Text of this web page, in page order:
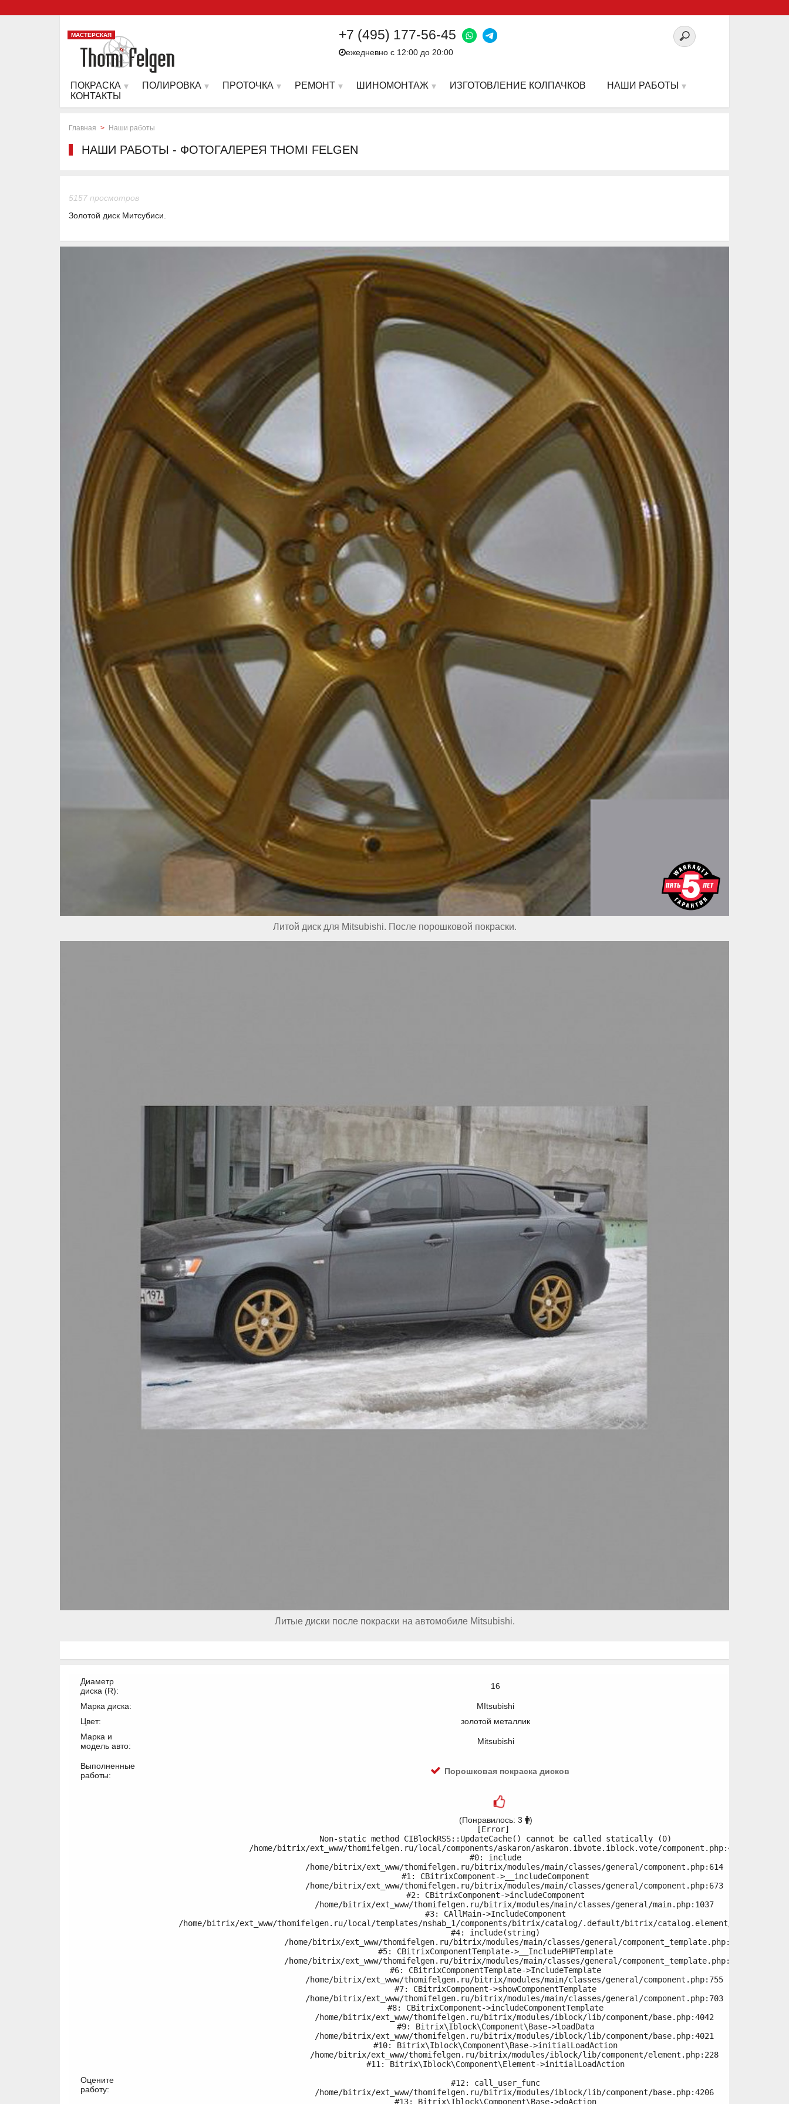
МАСТЕРСКАЯ +7 (495) 177-56-45
ежедневно с 12:00 до 20:00
ПОКРАСКА ПОЛИРОВКА ПРОТОЧКА РЕМОНТ ШИНОМОНТАЖ ИЗГОТОВЛЕНИЕ КОЛПАЧКОВ
НАШИ РАБОТЫ
КОНТАКТЫ
Главная > Наши работы
НАШИ РАБОТЫ - ФОТОГАЛЕРЕЯ THOMI FELGEN
5157 просмотров
Золотой диск Митсубиси.
Литой диск для Mitsubishi. После порошковой покраски.
Литые диски после покраски на автомобиле Mitsubishi.
Диаметр
диска (R):
16
Марка диска:
MItsubishi
Цвет:
золотой металлик
Марка и
модель авто:
Mitsubishi
Выполненные
работы:
Порошковая покраска дисков
Оцените
работу:
(Понравилось: 3
)
[Error]
Non-static method CIBlockRSS::UpdateCache() cannot be called statically (0)
/home/bitrix/ext_www/thomifelgen.ru/local/components/askaron/askaron.ibvote.iblock.vote/component.php:415
#0: include
#1: CBitrixComponent->__includeComponent
#2: CBitrixComponent->includeComponent
#3: CAllMain->IncludeComponent
#4: include(string)
#5: CBitrixComponentTemplate->__IncludePHPTemplate
#6: CBitrixComponentTemplate->IncludeTemplate
#7: CBitrixComponent->showComponentTemplate
#8: CBitrixComponent->includeComponentTemplate
#9: Bitrix\Iblock\Component\Base->loadData
#10: Bitrix\Iblock\Component\Base->initialLoadAction
#11: Bitrix\Iblock\Component\Element->initialLoadAction
#12: call_user_func
#13: Bitrix\Iblock\Component\Base->doAction